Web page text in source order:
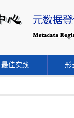
最佳实践 形